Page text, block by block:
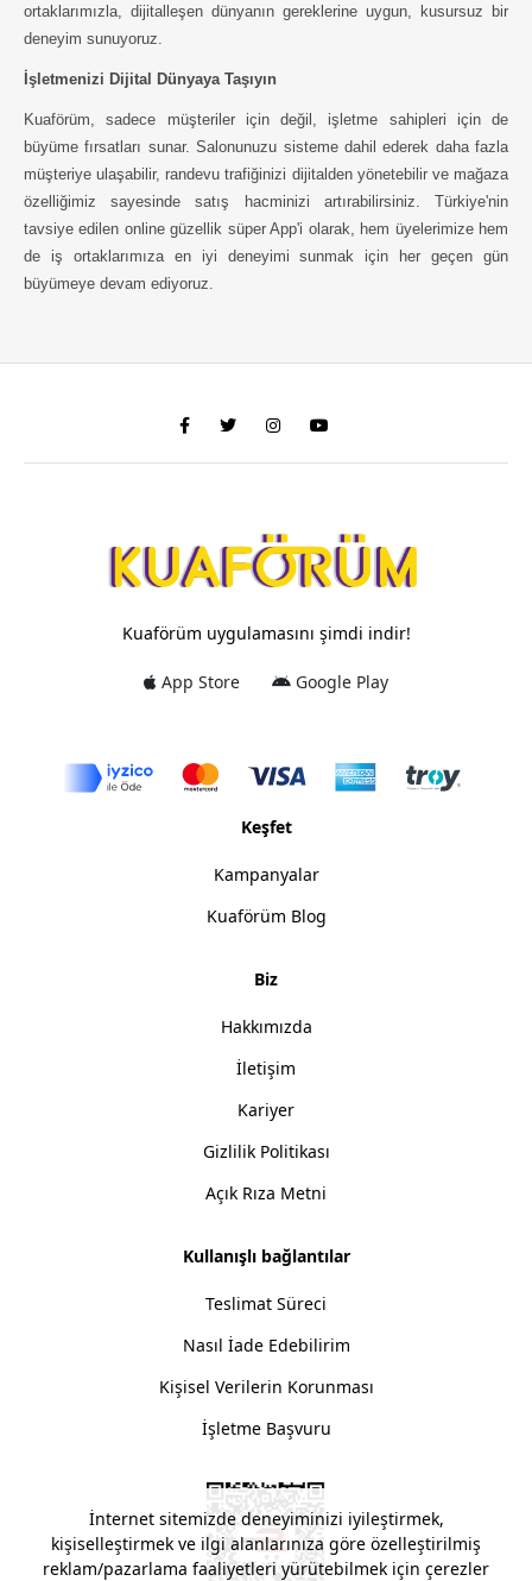
ortaklarımızla, dijitalleşen dünyanın gereklerine uygun, kusursuz bir
deneyim sunuyoruz.
İşletmenizi Dijital Dünyaya Taşıyın
Kuaförüm, sadece müşteriler için değil, işletme sahipleri için de
büyüme fırsatları sunar. Salonunuzu sisteme dahil ederek daha fazla
müşteriye ulaşabilir, randevu trafiğinizi dijitalden yönetebilir ve mağaza
özelliğimiz sayesinde satış hacminizi artırabilirsiniz. Türkiye'nin
tavsiye edilen online güzellik süper App'i olarak, hem üyelerimize hem
de iş ortaklarımıza en iyi deneyimi sunmak için her geçen gün
büyümeye devam ediyoruz.
Kuaförüm uygulamasını şimdi indir!
App Store Google Play
Keşfet
Kampanyalar
Kuaförüm Blog
Biz
Hakkımızda
İletişim
Kariyer
Gizlilik Politikası
Açık Rıza Metni
Kullanışlı bağlantılar
Teslimat Süreci
Nasıl İade Edebilirim
Kişisel Verilerin Korunması
İşletme Başvuru
İnternet sitemizde deneyiminizi iyileştirmek,
kişiselleştirmek ve ilgi alanlarınıza göre özelleştirilmiş
reklam/pazarlama faaliyetleri yürütebilmek için çerezler